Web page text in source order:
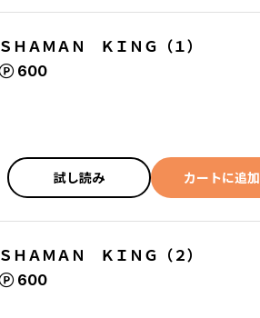
ＳＨＡＭＡＮ ＫＩＮＧ（１）
600
試し読み カートに追加
ＳＨＡＭＡＮ ＫＩＮＧ（２）
600